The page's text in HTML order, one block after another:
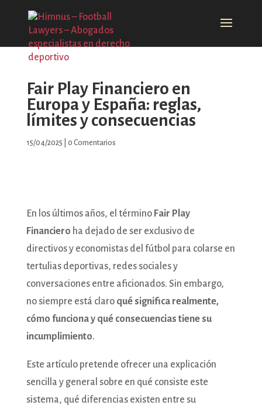
Fair Play Financiero en
Europa y España: reglas,
límites y consecuencias
15/04/2025 0 Comentarios
En los últimos años, el término Fair Play
Financiero ha dejado de ser exclusivo de
directivos y economistas del fútbol para colarse en
tertulias deportivas, redes sociales y
conversaciones entre aficionados. Sin embargo,
no siempre está claro qué significa realmente,
cómo funciona y qué consecuencias tiene su
incumplimiento.
Este artículo pretende ofrecer una explicación
sencilla y general sobre en qué consiste este
sistema, qué diferencias existen entre su